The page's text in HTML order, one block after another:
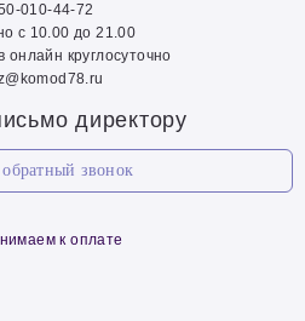
010-44-72
с 10.00 до 21.00
онлайн круглосуточно
директору
обратный звонок
к оплате